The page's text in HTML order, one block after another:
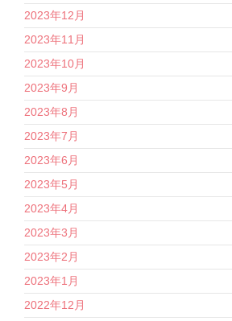
2023年12月
2023年11月
2023年10月
2023年9月
2023年8月
2023年7月
2023年6月
2023年5月
2023年4月
2023年3月
2023年2月
2023年1月
2022年12月